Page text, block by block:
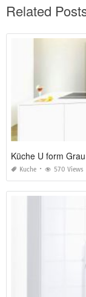
Related
Küche U form Grau
Kuche 570 Views